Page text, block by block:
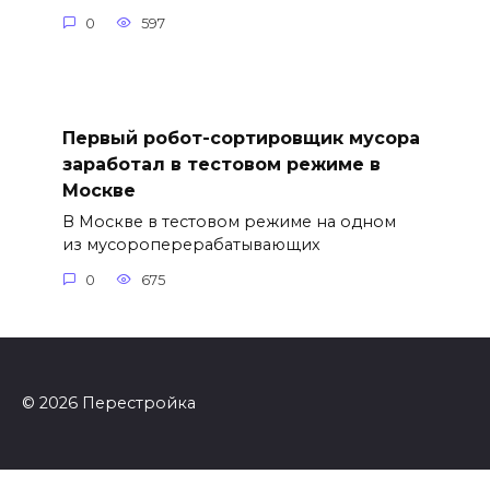
0 597
Первый робот-сортировщик мусора
заработал в тестовом режиме в
Москве
В Москве в тестовом режиме на одном
из мусороперерабатывающих
0 675
© 2026 Перестройка